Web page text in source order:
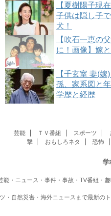
【夏樹陽子現
子供は隠し子
犬！
【吹石一恵の
に！画像】嫁
【千玄室 妻(
孫、家系図と
学歴と経歴
芸能 ＴＶ番組 スポーツ
撃
おもしろネタ 恐怖
学
能・ニュース・事件・事故・TV番組・
ツ・自然災害・海外ニュースまで最新の